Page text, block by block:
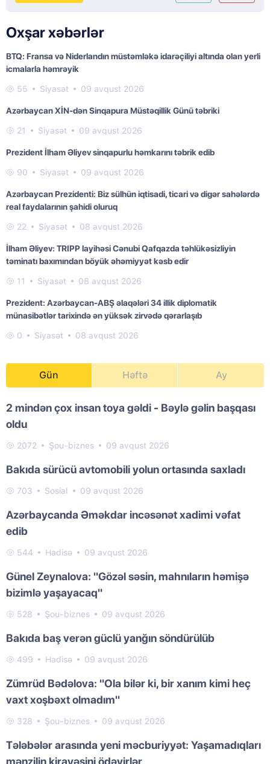
Oxşar xəbərlər
BTQ: Fransa və Niderlandın müstəmləkə idarəçiliyi altında olan yerli
icmalarla həmrəyik
55 Siyasət 09 avqust 2026
Azərbaycan XİN-dən Sinqapura Müstəqillik Günü təbriki
21 Siyasət 09 avqust 2026
Prezident İlham Əliyev sinqapurlu həmkarını təbrik edib
90 Siyasət 09 avqust 2026
Azərbaycan Prezidenti: Biz sülhün iqtisadi, ticari və digər sahələrdə
real faydalarının şahidi oluruq
22 Siyasət 08 avqust 2026
İlham Əliyev: TRIPP layihəsi Cənubi Qafqazda təhlükəsizliyin
təminatı baxımından böyük əhəmiyyət kəsb edir
11 Siyasət 08 avqust 2026
Prezident: Azərbaycan-ABŞ əlaqələri 34 illik diplomatik
münasibətlər tarixində ən yüksək zirvədə qərarlaşıb
0 Siyasət 08 avqust 2026
Gün Həftə Ay
2 mindən çox insan toya gəldi - Bəylə gəlin başqası
oldu
2072 Şou-biznes 09 avqust 2026
Bakıda sürücü avtomobili yolun ortasında saxladı
703 Sosial 09 avqust 2026
Azərbaycanda Əməkdar incəsənət xadimi vəfat
edib
544 Hadisə 09 avqust 2026
Günel Zeynalova: "Gözəl səsin, mahnıların həmişə
bizimlə yaşayacaq"
528 Şou-biznes 09 avqust 2026
Bakıda baş verən güclü yanğın söndürülüb
499 Hadisə 09 avqust 2026
Zümrüd Bədəlova: "Ola bilər ki, bir xanım kimi heç
vaxt xoşbəxt olmadım"
328 Şou-biznes 09 avqust 2026
Tələbələr arasında yeni məcburiyyət: Yaşamadıqları